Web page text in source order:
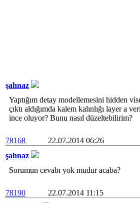
şahnaz
Yaptığım detay modellemesini hidden
çıktı aldığımda kalem kalınlığı layer a
ince oluyor? Bunu nasıl düzeltebilirim?
78168
22.07.2014 06:26
şahnaz
Sorumun cevabı yok mudur acaba?
78190
22.07.2014 11:15